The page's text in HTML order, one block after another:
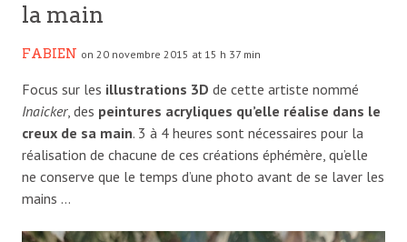
la main
FABIEN on 20 novembre 2015 at 15 h 37 min
Focus sur les illustrations 3D de cette artiste nommé
Inaicker, des peintures acryliques qu’elle réalise dans le
creux de sa main. 3 à 4 heures sont nécessaires pour la
réalisation de chacune de ces créations éphémère, qu’elle
ne conserve que le temps d’une photo avant de se laver les
mains …